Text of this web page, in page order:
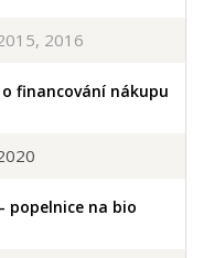
2016
financování nákupu
popelnice na bio